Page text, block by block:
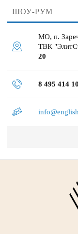
ШОУ-РУМ
МО, п.
ТВК
20
8 495 414